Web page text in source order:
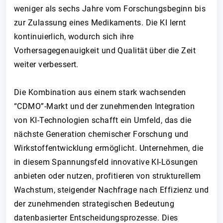
weniger als sechs Jahre vom Forschungsbeginn bis
zur Zulassung eines Medikaments. Die KI lernt
kontinuierlich, wodurch sich ihre
Vorhersagegenauigkeit und Qualität über die Zeit
weiter verbessert.
Die Kombination aus einem stark wachsenden
“CDMO”-Markt und der zunehmenden Integration
von KI-Technologien schafft ein Umfeld, das die
nächste Generation chemischer Forschung und
Wirkstoffentwicklung ermöglicht. Unternehmen, die
in diesem Spannungsfeld innovative KI-Lösungen
anbieten oder nutzen, profitieren von strukturellem
Wachstum, steigender Nachfrage nach Effizienz und
der zunehmenden strategischen Bedeutung
datenbasierter Entscheidungsprozesse. Dies